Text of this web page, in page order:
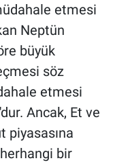
etmesi
Neptün
büyük
söz
etmesi
Ancak, Et ve
piyasasına
bir